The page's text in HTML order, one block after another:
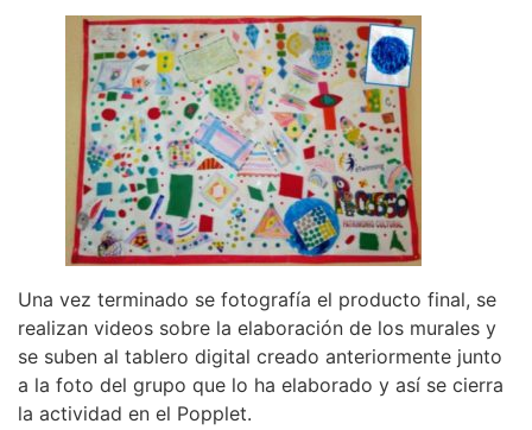
Una vez terminado se fotografía el producto final, se
realizan videos sobre la elaboración de los murales y
se suben al tablero digital creado anteriormente junto
a la foto del grupo que lo ha elaborado y así se cierra
la actividad en el Popplet.